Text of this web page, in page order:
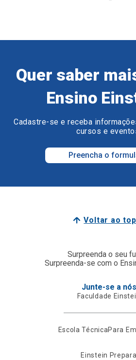
Quer saber
Ensino
Cadastre-se e receba
cursos e
Preencha o
Voltar ao
Surpreenda o seu
Surpreenda-se com o
Junte-se a nós
Faculdade
Escola TécnicaPara
Einstein Prepara